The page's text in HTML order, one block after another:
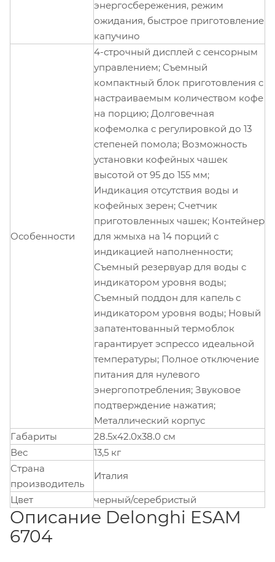
энергосбережения, режим
ожидания, быстрое приготовление
капучино
Особенности
4-строчный дисплей с сенсорным
управлением; Съемный
компактный блок приготовления с
настраиваемым количеством кофе
на порцию; Долговечная
кофемолка с регулировкой до 13
степеней помола; Возможность
установки кофейных чашек
высотой от 95 до 155 мм;
Индикация отсутствия воды и
кофейных зерен; Счетчик
приготовленных чашек; Контейнер
для жмыха на 14 порций с
индикацией наполненности;
Съемный резервуар для воды с
индикатором уровня воды;
Съемный поддон для капель с
индикатором уровня воды; Новый
запатентованный термоблок
гарантирует эспрессо идеальной
температуры; Полное отключение
питания для нулевого
энергопотребления; Звуковое
подтверждение нажатия;
Металлический корпус
Габариты
28.5x42.0x38.0 см
Вес
13,5 кг
Страна
производитель
Италия
Цвет черный/серебристый
Описание Delonghi ESAM
6704